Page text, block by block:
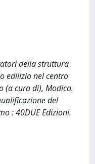
della struttura
edilizio nel centro
(a cura di), Modica.
del
: 40DUE Edizioni.